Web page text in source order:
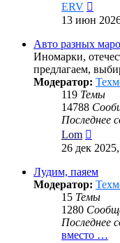
ERV
к
13 июн
Авто разных
Иномарки,
предлагаем,
Модератор:
119 Темы
14788
Последнее
Lom
к
26 дек
Лудим, паяем
Модератор:
15 Темы
1280
Последнее
вместо …